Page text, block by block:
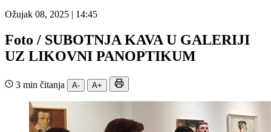
Ožujak 08, 2025 | 14:45
Foto / SUBOTNJA KAVA U GALERIJI
UZ LIKOVNI PANOPTIKUM
3 min čitanja A- A+